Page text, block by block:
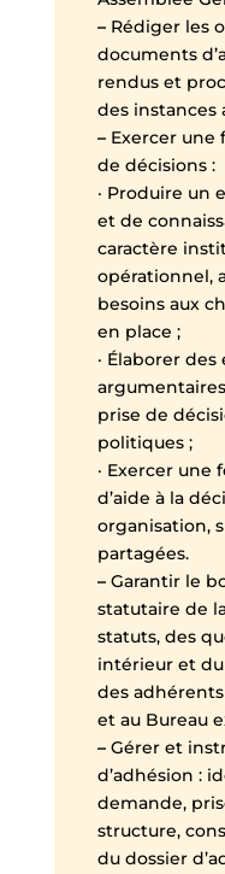
–Rédiger les
documents
rendus et
des instances
–Exercer une
de décisions :
· Produire un
et de
caractère
opérationnel,
besoins aux
en place ;
· Élaborer
prise de
politiques ;
· Exercer
d’aide à la
organisation,
partagées.
–Garantir le
statutaire de
statuts, des
intérieur et
des adhérents
et au Bureau
–Gérer et
d’adhésion :
demande,
structure,
du dossier